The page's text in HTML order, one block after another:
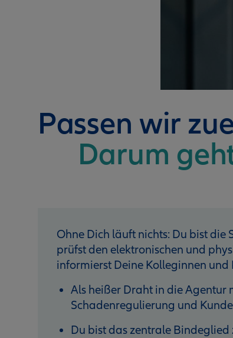
Passen wir
Darum
Ohne Dich läuft nichts: Du bist
prüfst den elektronischen und
informierst Deine Kolleginnen und
Als heißer Draht in die
Schadenregulierung und
Du bist das zentrale